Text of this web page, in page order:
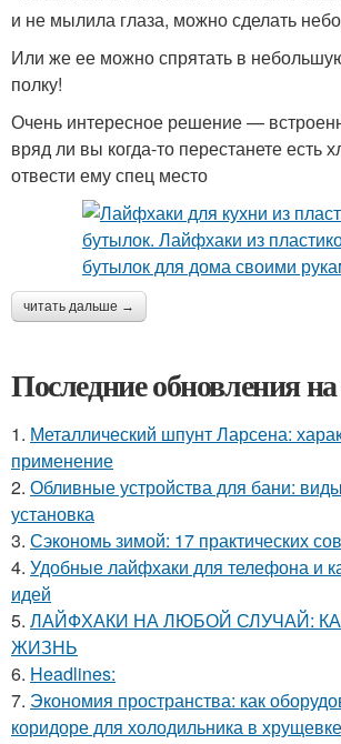
и не мылила глаза, можно сделать
Или же ее можно спрятать в
полку!
Очень интересное решение —
вряд ли вы когда-то перестанете есть
отвести ему спец место
читать дальше →
Последние обновления на
1. Металлический шпунт Ларсена:
применение
2. Обливные устройства для бани:
установка
3. Сэкономь зимой: 17 практических
4. Удобные лайфхаки для телефона и
идей
5. ЛАЙФХАКИ НА ЛЮБОЙ СЛУЧАЙ:
ЖИЗНЬ
6. Headlines:
7. Экономия пространства: как
коридоре для холодильника в хрущевке